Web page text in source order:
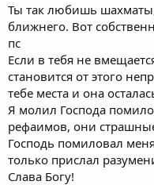
Ты так любишь
ближнего. Вот
пс
Если в тебя не
становится от этого
тебе места и она
Я молил Господа
рефаимов, они
Господь помиловал
только прислал
Слава Богу!